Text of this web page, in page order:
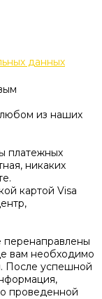
данных
из наших
платежных
никаких
картой Visa
перенаправлены
вам необходимо
После успешной
проведенной